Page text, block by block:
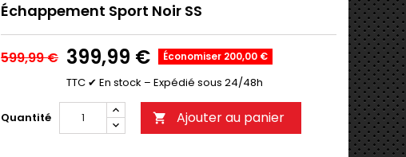
Échappement Sport Noir SS
599,99 € 399,99 € Économiser 200,00 €
TTC ✔ En stock – Expédié sous 24/48h
Quantité  Ajouter au panier